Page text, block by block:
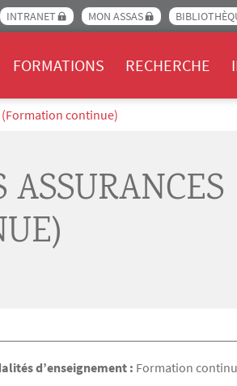
INTRANET MON ASSAS
FORMATIONS RECHERCHE
(Formation continue)
d’enseignement : Formation